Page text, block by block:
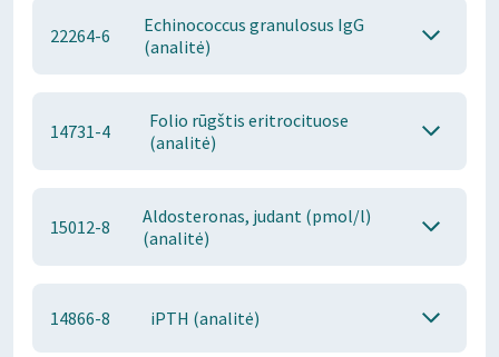
22264-6
Echinococcus granulosus IgG
(analitė)
14731-4
Folio rūgštis eritrocituose
(analitė)
15012-8
Aldosteronas, judant (pmol/l)
(analitė)
14866-8 iPTH (analitė)